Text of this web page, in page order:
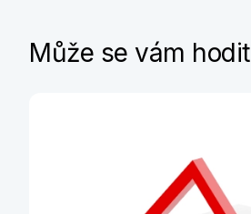
Může se vám hodit